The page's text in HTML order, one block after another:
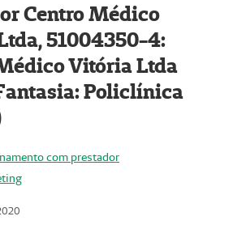
Centro Médico
51004350-4:
Vitória Ltda
Policlínica
com prestador